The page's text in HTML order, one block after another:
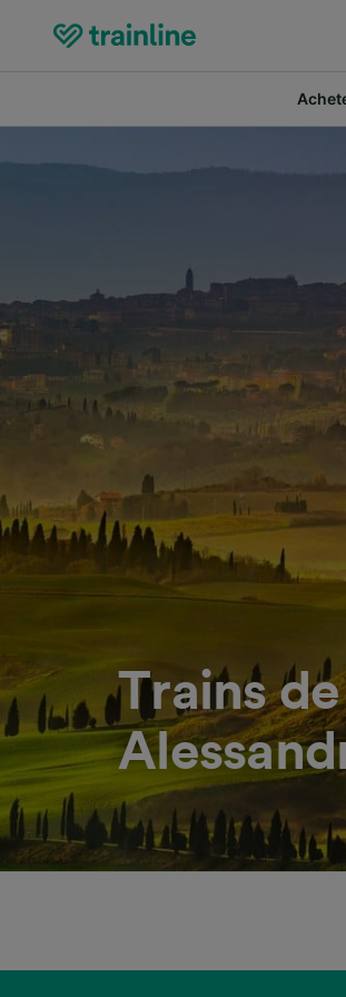
Trains de